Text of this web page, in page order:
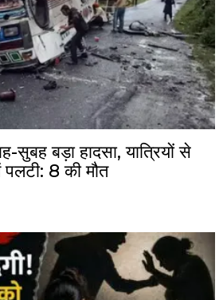
सुबह बड़ा हादसा, यात्रियों से
पलटी: 8 की मौत